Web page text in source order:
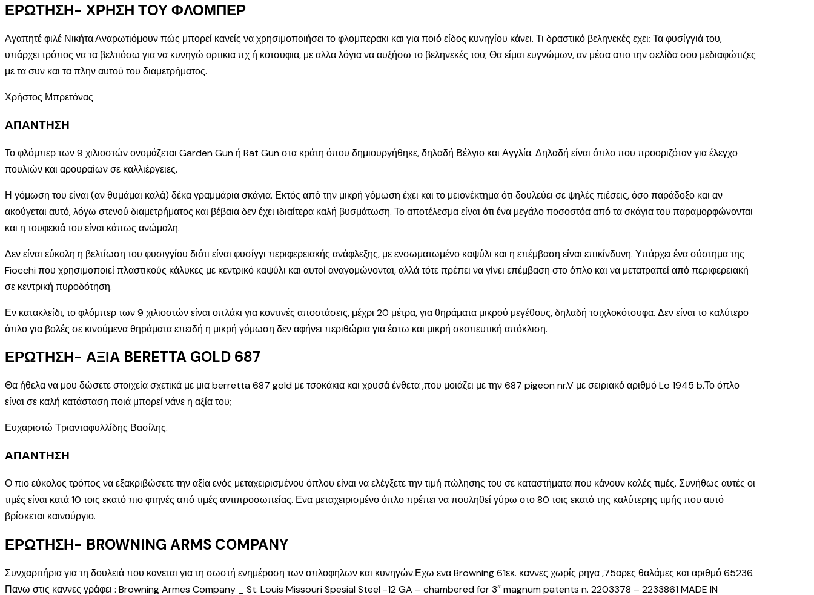
ΕΡΩΤΗΣΗ- ΧΡΗΣΗ ΤΟΥ ΦΛΟΜΠΕΡ
Αγαπητέ φιλέ Νικήτα.Αναρωτιόμουν πώς μπορεί κανείς να χρησιμοποιήσει το φλομπερακι και για ποιό είδος κυνηγίου κάνει. Τι δραστικό βεληνεκές εχει; Τα φυσίγγιά του,
υπάρχει τρόπος να τα βελτιόσω για να κυνηγώ ορτικια πχ ή κοτσυφια, με αλλα λόγια να αυξήσω το βεληνεκές του; Θα είμαι ευγνώμων, αν μέσα απο την σελίδα σου μεδιαφώτιζες
με τα συν και τα πλην αυτού του διαμετρήματος.
Χρήστος Μπρετόνας
ΑΠΑΝΤΗΣΗ
Το φλόμπερ των 9 χιλιοστών ονομάζεται Garden Gun ή Rat Gun στα κράτη όπου δημιουργήθηκε, δηλαδή Βέλγιο και Αγγλία. Δηλαδή είναι όπλο που προοριζόταν για έλεγχο
πουλιών και αρουραίων σε καλλιέργειες.
Η γόμωση του είναι (αν θυμάμαι καλά) δέκα γραμμάρια σκάγια. Εκτός από την μικρή γόμωση έχει και το μειονέκτημα ότι δουλεύει σε ψηλές πιέσεις, όσο παράδοξο και αν
ακούγεται αυτό, λόγω στενού διαμετρήματος και βέβαια δεν έχει ιδιαίτερα καλή βυσμάτωση. Το αποτέλεσμα είναι ότι ένα μεγάλο ποσοστόα από τα σκάγια του παραμορφώνονται
και η τουφεκιά του είναι κάπως ανώμαλη.
Δεν είναι εύκολη η βελτίωση του φυσιγγίου διότι είναι φυσίγγι περιφερειακής ανάφλεξης, με ενσωματωμένο καψύλι και η επέμβαση είναι επικίνδυνη. Υπάρχει ένα σύστημα της
Fiocchi που χρησιμοποιεί πλαστικούς κάλυκες με κεντρικό καψύλι και αυτοί αναγομώνονται, αλλά τότε πρέπει να γίνει επέμβαση στο όπλο και να μετατραπεί από περιφερειακή
σε κεντρική πυροδότηση.
Εν κατακλείδι, το φλόμπερ των 9 χιλιοστών είναι οπλάκι για κοντινές αποστάσεις, μέχρι 20 μέτρα, για θηράματα μικρού μεγέθους, δηλαδή τσιχλοκότσυφα. Δεν είναι το καλύτερο
όπλο για βολές σε κινούμενα θηράματα επειδή η μικρή γόμωση δεν αφήνει περιθώρια για έστω και μικρή σκοπευτική απόκλιση.
ΕΡΩΤΗΣΗ- ΑΞΙΑ BERETTA GOLD 687
Θα ήθελα να μου δώσετε στοιχεία σχετικά με μια berretta 687 gold με τσοκάκια και χρυσά ένθετα ,που μοιάζει με την 687 pigeon nr.V με σειριακό αριθμό Lo 1945 b.Το όπλο
είναι σε καλή κατάσταση ποιά μπορεί νάνε η αξία του;
Ευχαριστώ Τριανταφυλλίδης Βασίλης.
ΑΠΑΝΤΗΣΗ
Ο πιο εύκολος τρόπος να εξακριβώσετε την αξία ενός μεταχειρισμένου όπλου είναι να ελέγξετε την τιμή πώλησης του σε καταστήματα που κάνουν καλές τιμές. Συνήθως αυτές οι
τιμές είναι κατά 10 τοις εκατό πιο φτηνές από τιμές αντιπροσωπείας. Ενα μεταχειρισμένο όπλο πρέπει να πουληθεί γύρω στο 80 τοις εκατό της καλύτερης τιμής που αυτό
βρίσκεται καινούργιο.
ΕΡΩΤΗΣΗ- BROWNING ARMS COMPANY
Συνχαριτήρια για τη δουλειά που κανεται για τη σωστή ενημέροση των οπλοφηλων και κυνηγών.Εχω ενα Browning 61εκ. καννες χωρίς ρηγα ,75αρες θαλάμες και αριθμό 65236.
Πανω στις καννες γράφει : Browning Armes Company _ St. Louis Missouri Spesial Steel -12 GA – chambered for 3″ magnum patents n. 2203378 – 2233861 MADE IN